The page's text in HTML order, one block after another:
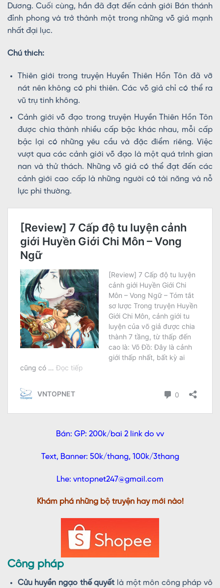
Dương. Cuối cùng, hắn đã đạt đến cảnh giới Bán thánh
đỉnh phong và trở thành một trong những võ giả mạnh
nhất đại lục.
Chú thích:
Thiên giới trong truyện Huyền Thiên Hồn Tôn đã vỡ
nát nên không có phi thiên. Các võ giả chỉ có thể ra
vũ trụ tinh không.
Cảnh giới võ đạo trong truyện Huyền Thiên Hồn Tôn
được chia thành nhiều cấp bậc khác nhau, mỗi cấp
bậc lại có những yêu cầu và đặc điểm riêng. Việc
vượt qua các cảnh giới võ đạo là một quá trình gian
nan và thử thách. Những võ giả có thể đạt đến các
cảnh giới cao cấp là những người có tài năng và nỗ
lực phi thường.
Bán: GP: 200k/bai 2 link do vv
Text, Banner: 50k/thang, 100k/3thang
Lhe: vntopnet247@gmail.com
Khám phá những bộ truyện hay mới nào!
Công pháp
Cửu huyền ngạo thế quyết là một môn công pháp vô